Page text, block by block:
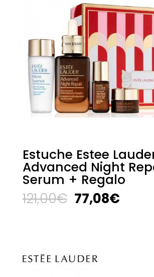
Estuche Estee
Advanced Night
Serum + Regalo
121,00€ El
precio
77,08€El